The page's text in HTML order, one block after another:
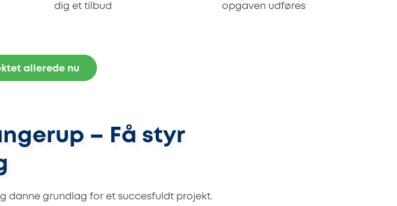
dig et tilbud
opgaven udføres
allerede nu
– Få styr
danne grundlag for et succesfuldt projekt.